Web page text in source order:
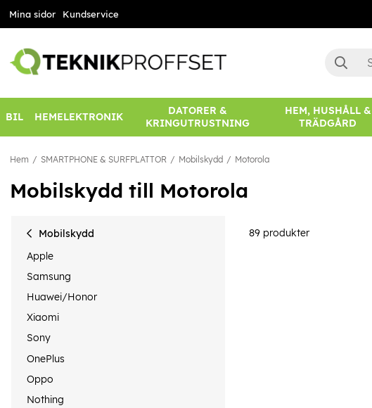
Mina sidor Kundservice
BIL HEMELEKTRONIK
DATORER &
KRINGUTRUSTNING
HEM, HUSHÅLL &
TRÄDGÅRD
Hem SMARTPHONE & SURFPLATTOR Mobilskydd Motorola
Mobilskydd till Motorola
Mobilskydd
Apple
Samsung
Huawei/Honor
Xiaomi
Sony
OnePlus
Oppo
Nothing
89 produkter